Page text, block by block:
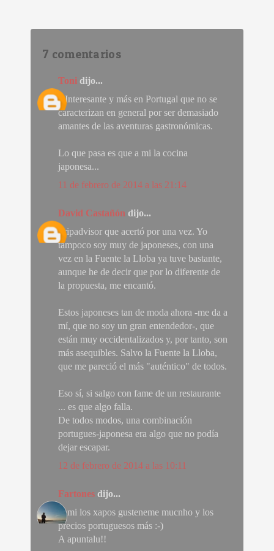
7 comentarios
Toni dijo...
e Interesante y más en Portugal que no se
caracterizan en general por ser demasiado
amantes de las aventuras gastronómicas.
Lo que pasa es que a mi la cocina
japonesa...
11 de febrero de 2014 a las 21:14
David Castañón dijo...
Tripadvisor que acertó por una vez. Yo
tampoco soy muy de japoneses, con una
vez en la Fuente la Lloba ya tuve bastante,
aunque he de decir que por lo diferente de
la propuesta, me encantó.
Estos japoneses tan de moda ahora -me da a
mí, que no soy un gran entendedor-, que
están muy occidentalizados y, por tanto, son
más asequibles. Salvo la Fuente la Lloba,
que me pareció el más "auténtico" de todos.
Eso sí, si salgo con fame de un restaurante
... es que algo falla.
De todos modos, una combinación
portugues-japonesa era algo que no podía
dejar escapar.
12 de febrero de 2014 a las 10:11
Fartones dijo...
A mi los xapos gusteneme mucnho y los
precios portuguesos más :-)
A apuntalu!!